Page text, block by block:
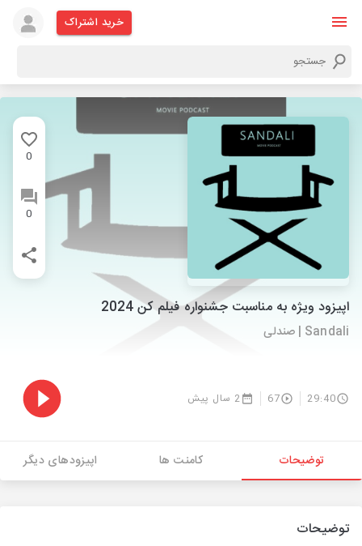
خرید اشتراک
0
0
اپیزود ویژه به مناسبت جشنواره فیلم کن 2024
Sandali | صندلی
29:40
67 2 سال پیش
توضیحات کامنت ها اپیزودهای دیگر
توضیحات